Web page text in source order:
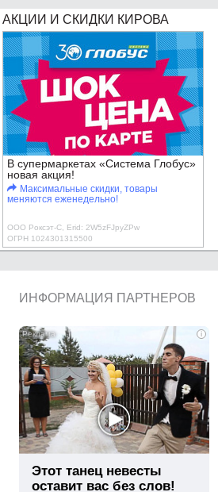
АКЦИИ И СКИДКИ КИРОВА
В супермаркетах «Система Глобус»
новая акция!
Максимальные скидки, товары
меняются еженедельно!
ООО Роксэт-С, Erid: 2W5zFJpyZPw
ОГРН 1024301315500
ИНФОРМАЦИЯ ПАРТНЕРОВ
i
Этот танец невесты
оставит вас без слов!